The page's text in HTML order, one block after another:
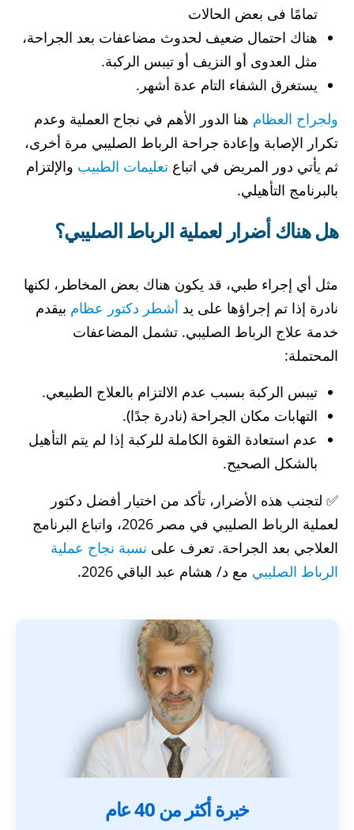
تمامًا فى بعض الحالات
هناك احتمال ضعيف لحدوث مضاعفات بعد الجراحة،
مثل العدوى أو النزيف أو تيبس الركبة.
يستغرق الشفاء التام عدة أشهر.
ولجراح العظام هنا الدور الأهم في نجاح العملية وعدم
تكرار الإصابة وإعادة جراحة الرباط الصليبي مرة أخرى،
ثم يأتي دور المريض في اتباع تعليمات الطبيب والإلتزام
بالبرنامج التأهيلي.
هل هناك أضرار لعملية الرباط الصليبي؟
مثل أي إجراء طبي، قد يكون هناك بعض المخاطر، لكنها
نادرة إذا تم إجراؤها على يد أشطر دكتور عظام بيقدم
خدمة علاج الرباط الصليبي. تشمل المضاعفات
المحتملة:
تيبس الركبة بسبب عدم الالتزام بالعلاج الطبيعي.
التهابات مكان الجراحة (نادرة جدًا).
عدم استعادة القوة الكاملة للركبة إذا لم يتم التأهيل
بالشكل الصحيح.
✅ لتجنب هذه الأضرار، تأكد من اختيار أفضل دكتور
لعملية الرباط الصليبي في مصر 2026، واتباع البرنامج
العلاجي بعد الجراحة. تعرف على نسبة نجاح عملية
الرباط الصليبي مع د/ هشام عبد الباقي 2026.
خبرة أكثر من 40 عام